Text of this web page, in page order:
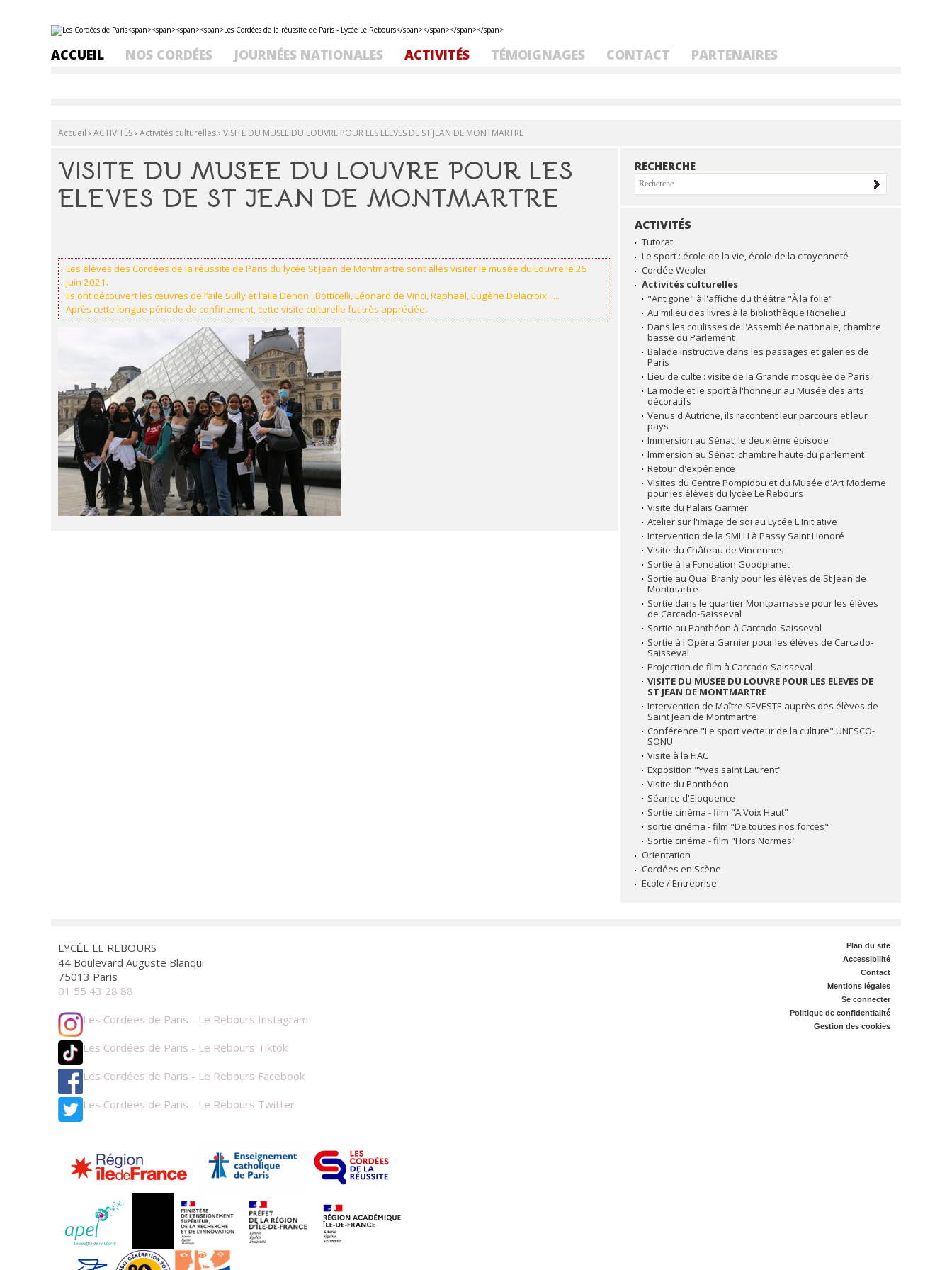
Aller
au
contenu.
|
Outils
personnels
ACCUEIL NOS CORDÉES JOURNÉES NATIONALES ACTIVITÉS TÉMOIGNAGES CONTACT PARTENAIRES
Accueil › ACTIVITÉS› Activités culturelles› VISITE DU MUSEE DU LOUVRE POUR LES ELEVES DE ST JEAN DE MONTMARTRE
RECHERCHE
NAVIGATION
ACTIVITÉS
Tutorat
Le sport : école de la vie, école de la citoyenneté
Cordée Wepler
Activités culturelles
"Antigone" à l'affiche du théâtre "À la folie"
Au milieu des livres à la bibliothèque Richelieu
Dans les coulisses de l'Assemblée nationale, chambre
basse du Parlement
Balade instructive dans les passages et galeries de
Paris
Lieu de culte : visite de la Grande mosquée de Paris
La mode et le sport à l'honneur au Musée des arts
décoratifs
Venus d'Autriche, ils racontent leur parcours et leur
pays
Immersion au Sénat, le deuxième épisode
Immersion au Sénat, chambre haute du parlement
Retour d'expérience
Visites du Centre Pompidou et du Musée d'Art Moderne
pour les élèves du lycée Le Rebours
Visite du Palais Garnier
Atelier sur l'image de soi au Lycée L'Initiative
Intervention de la SMLH à Passy Saint Honoré
Visite du Château de Vincennes
Sortie à la Fondation Goodplanet
Sortie au Quai Branly pour les élèves de St Jean de
Montmartre
Sortie dans le quartier Montparnasse pour les élèves
de Carcado-Saisseval
Sortie au Panthéon à Carcado-Saisseval
Sortie à l'Opéra Garnier pour les élèves de Carcado-
Saisseval
Projection de film à Carcado-Saisseval
VISITE DU MUSEE DU LOUVRE POUR LES ELEVES DE
ST JEAN DE MONTMARTRE
Intervention de Maître SEVESTE auprès des élèves de
Saint Jean de Montmartre
Conférence "Le sport vecteur de la culture" UNESCO-
SONU
Visite à la FIAC
Exposition "Yves saint Laurent"
Visite du Panthéon
Séance d'Eloquence
Sortie cinéma - film "A Voix Haut"
sortie cinéma - film "De toutes nos forces"
Sortie cinéma - film "Hors Normes"
Orientation
Cordées en Scène
Ecole / Entreprise
VISITE DU MUSEE DU LOUVRE POUR LES
ELEVES DE ST JEAN DE MONTMARTRE
Les élèves des Cordées de la réussite de Paris du lycée St Jean de Montmartre sont allés visiter le musée du Louvre le 25
juin 2021.
Ils ont découvert les œuvres de l’aile Sully et l’aile Denon : Botticelli, Léonard de Vinci, Raphaël, Eugène Delacroix .....
Après cette longue période de confinement, cette visite culturelle fut très appréciée.
Plan du site
Accessibilité
Contact
Mentions légales
Se connecter
Politique de confidentialité
Gestion des cookies
LYCÉE LE REBOURS
44 Boulevard Auguste Blanqui
75013 Paris
01 55 43 28 88
Les Cordées de Paris - Le Rebours Instagram
Les Cordées de Paris - Le Rebours Tiktok
Les Cordées de Paris - Le Rebours Facebook
Les Cordées de Paris - Le Rebours Twitter